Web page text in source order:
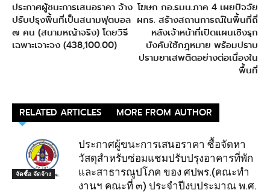
ประกาศผู้ชนะการเสนอราคา จ้าง
ปรับปรุงพื้นที่เป็นสนามฟุตบอล
๗ คน (สนามหญ้าจริง) โดยวิธี
เฉพาะเจาะจง (438,100.00)
โฆษก กอ.รมน.ภาค 4 เผยปัจจัย
ผกร. สร้างสถานการณ์ในพื้นที่ถี่
หลังเจ้าหน้าที่เปิดแผนเชิงรุก
บังคับใช้กฎหมาย พร้อมปราบ
ปรามยาเสพติดอย่างต่อเนื่องใน
พื้นที่
RELATED ARTICLES MORE FROM AUTHOR
จัดซื้อ จัดจ้าง
ประกาศผู้ขนะการเสนอราคา ซื้อจัดหา
วัสดุสำหรับซ่อมแชมปรับปรุงอาคารที่พัก
และสาธารณูปโภค ของ ศปพร.(คณะทำ
งานฯ คณะที่ ๓) ประจำปีงบประมาณ พ.ศ.